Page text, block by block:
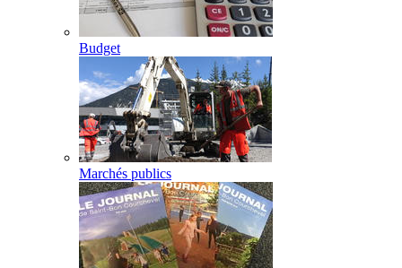
Budget
Marchés publics